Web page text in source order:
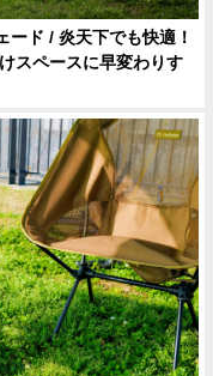
ド / 炎天下でも快適！
スペースに早変わりす